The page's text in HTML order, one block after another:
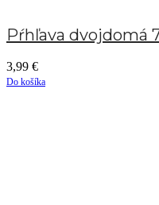
Pŕhľava dvojdomá
3,99 €
Do košíka